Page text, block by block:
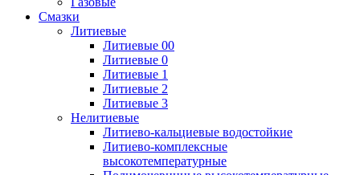
Смазки
Литиевые
Литиевые 00
Литиевые 0
Литиевые 1
Литиевые 2
Литиевые 3
Нелитиевые
Литиево-кальциевые водостойкие
Литиево-комплексные
высокотемпературные